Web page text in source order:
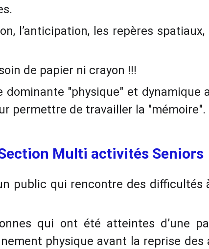
l’anticipation, les repères
de papier ni crayon !!!
dominante "physique" et
permettre de travailler la "mémoire".
Multi activités Seniors
public qui rencontre des difficultés
qui ont été atteintes d’une
physique avant la reprise